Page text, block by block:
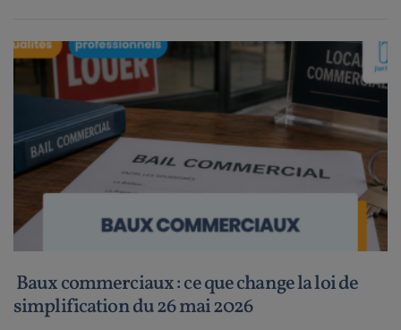
Baux commerciaux : ce que change la loi de
simplification du 26 mai 2026